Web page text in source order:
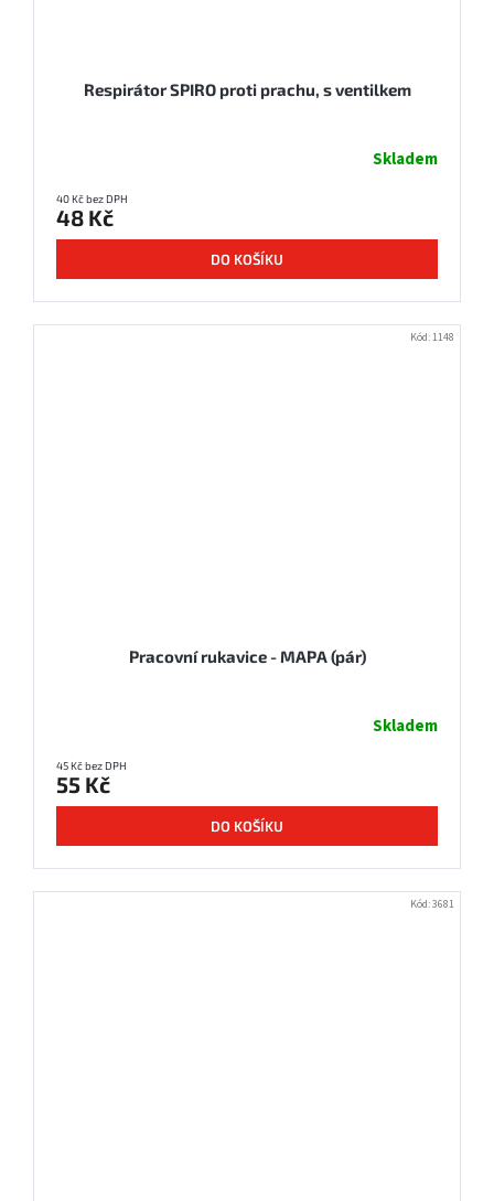
Respirátor SPIRO proti prachu, s ventilkem
Skladem
40 Kč bez DPH
48 Kč
DO KOŠÍKU
Pracovní rukavice - MAPA (pár)
Skladem
45 Kč bez DPH
55 Kč
DO KOŠÍKU
Kód:1148
Kód:3681